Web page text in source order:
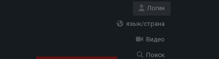
Логин
язык/страна
Видео
Поиск